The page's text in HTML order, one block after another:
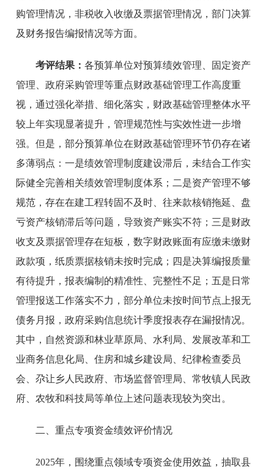
购管理情况，非税收入收缴及票据管理情况，部门决算
及财务报告编报情况等方面。
考评结果：各预算单位对预算绩效管理、固定资产
管理、政府采购管理等重点财政基础管理工作高度重
视，通过强化举措、细化落实，财政基础管理整体水平
较上年实现显著提升，管理规范性与实效性进一步增
强。但是，部分预算单位在财政基础管理环节仍存在诸
多薄弱点：一是绩效管理制度建设滞后，未结合工作实
际健全完善相关绩效管理制度体系；二是资产管理不够
规范，存在在建工程转固不及时、往来款核销拖延、盘
亏资产核销滞后等问题，导致资产账实不符；三是财政
收支及票据管理存在短板，数字财政账面有应缴未缴财
政款项，纸质票据核销未按时完成；四是决算编报质量
有待提升，报表编制的精准性、完整性不足；五是日常
管理报送工作落实不力，部分单位未按时间节点上报无
债务月报，政府采购信息统计季度报表存在漏报情况。
其中，自然资源和林业草原局、水利局、发展改革和工
业商务信息化局、住房和城乡建设局、纪律检查委员
会、尕让乡人民政府、市场监督管理局、常牧镇人民政
府、农牧和科技局等单位上述问题表现较为突出。
二、重点专项资金绩效评价情况
2025年，围绕重点领域专项资金使用效益，抽取县